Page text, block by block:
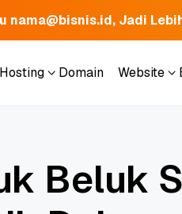
nama@bisnis.id, Jadi
Hosting
Domain
Website
Beluk